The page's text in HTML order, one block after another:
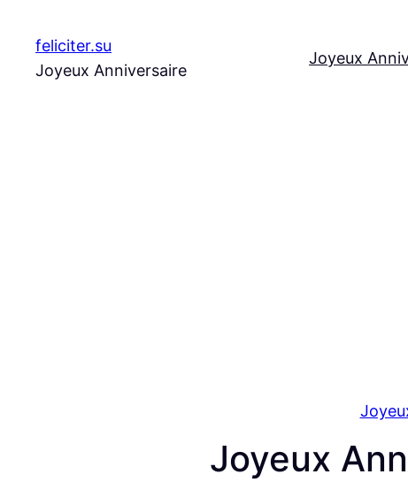
contenu
feliciter.su
Joyeux Anniversaire
Joyeux
Joyeux